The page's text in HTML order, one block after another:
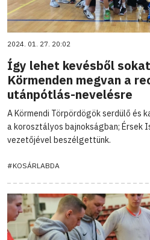
2024. 01. 27. 20:02
Így lehet kevésből
Körmenden megvan a
utánpótlás-nevelésre
A Körmendi Törpördögök serdülő és
a korosztályos bajnokságban; Érsek
vezetőjével beszélgettünk.
#KOSÁRLABDA